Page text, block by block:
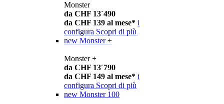
Monster
da CHF 13´490
da CHF 139 al mese* i
configura Scopri di più
new Monster +
Monster +
da CHF 13´790
da CHF 149 al mese* i
configura Scopri di più
new Monster 100